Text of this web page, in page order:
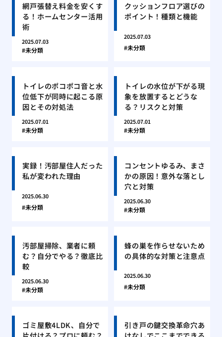
網戸張替え料金を安くす
る！ホームセンター活用
術
2025.07.03
未分類
クッションフロア選びの
ポイント！種類と機能
2025.07.03
未分類
トイレのポコポコ音と水
位低下が同時に起こる原
因とその対処法
2025.07.01
未分類
トイレの水位が下がる現
象を放置するとどうな
る？リスクと対策
2025.07.01
未分類
実録！汚部屋住人だった
私が変われた理由
2025.06.30
未分類
コンセントゆるみ、まさ
かの原因！意外な落とし
穴と対策
2025.06.30
未分類
汚部屋掃除、業者に頼
む？自分でやる？徹底比
較
2025.06.30
未分類
蜂の巣を作らせないため
の具体的な対策と注意点
2025.06.30
未分類
ゴミ屋敷4LDK、自分で
引き戸の鍵交換革命穴あ